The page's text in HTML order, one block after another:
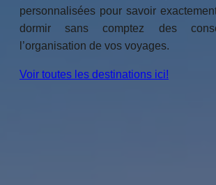
personnalisées pour savoir
dormir sans comptez des
l’organisation de vos voyages.
Voir toutes les destinations ici!